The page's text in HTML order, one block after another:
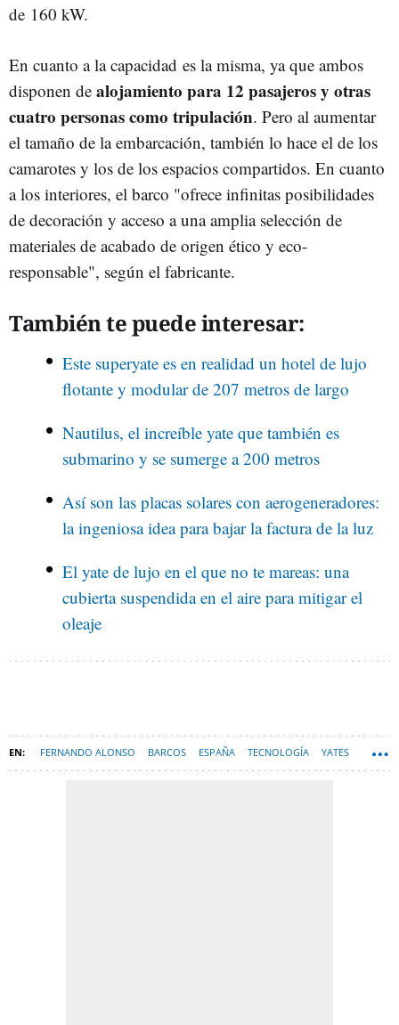
de 160 kW.
En cuanto a la capacidad es la misma, ya que ambos
disponen de alojamiento para 12 pasajeros y otras
cuatro personas como tripulación. Pero al aumentar
el tamaño de la embarcación, también lo hace el de los
camarotes y los de los espacios compartidos. En cuanto
a los interiores, el barco "ofrece infinitas posibilidades
de decoración y acceso a una amplia selección de
materiales de acabado de origen ético y eco-
responsable", según el fabricante.
También te puede interesar:
Este superyate es en realidad un hotel de lujo
flotante y modular de 207 metros de largo
Nautilus, el increíble yate que también es
submarino y se sumerge a 200 metros
Así son las placas solares con aerogeneradores:
la ingeniosa idea para bajar la factura de la luz
El yate de lujo en el que no te mareas: una
cubierta suspendida en el aire para mitigar el
oleaje
FERNANDO ALONSO BARCOS ESPAÑA TECNOLOGÍA YATES